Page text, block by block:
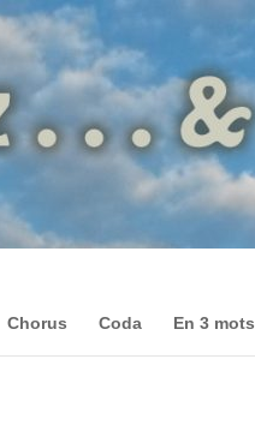
Chorus Coda En 3 mots